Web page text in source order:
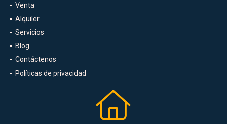
Venta
Alquiler
Servicios
Blog
Contáctenos
Políticas de privacidad